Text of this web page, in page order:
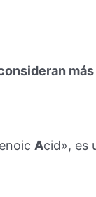
Acid», es